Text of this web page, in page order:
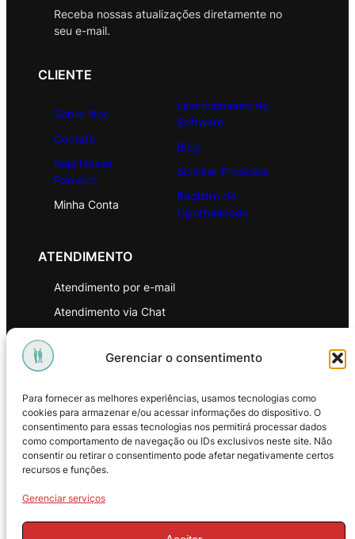
Gerenciar o consentimento
Para fornecer as melhores experiências, usamos tecnologias como
cookies para armazenar e/ou acessar informações do dispositivo. O
consentimento para essas tecnologias nos permitirá processar dados
como comportamento de navegação ou IDs exclusivos neste site. Não
consentir ou retirar o consentimento pode afetar negativamente certos
recursos e funções.
Gerenciar serviços
Receba nossas atualizações diretamente no
seu e-mail.
CLIENTE
Sobre Nós
Contato
Seja Nosso
Parceiro
Minha Conta
Licenciamento de
Software
Blog
Solicitar Proposta
Registro de
Oportunidade
ATENDIMENTO
Atendimento por e-mail
Atendimento via Chat
Política de Privacidade
Política de Troca e Devoluções
Política de Reembolso